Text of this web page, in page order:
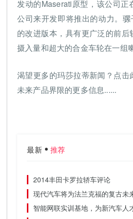
发动的Maserati原型，该公司正
公司来开发即将推出的动力。
的改进版本，具有更广泛的前
摄入量和超大的合金车轮在一组
渴望更多的玛莎拉蒂新闻？点击
未来产品界限的更多信息......
最新 推荐
2014丰田卡罗拉轿车评论
现代汽车将为法兰克福的复古未
智能网联实训基地，为新汽车人